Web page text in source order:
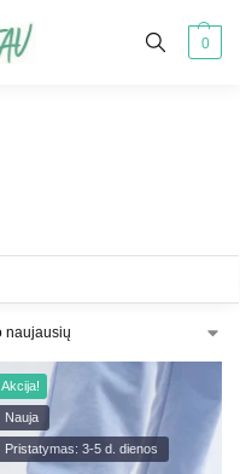
0
Akcija!
Nauja
Pristatymas: 3-5 d. dienos